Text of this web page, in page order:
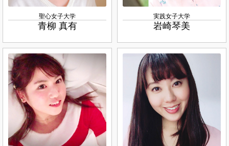
聖心女子大学
青柳 真有
実践女子大学
岩崎琴美